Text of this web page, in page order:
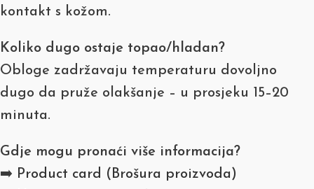
kontakt s kožom.
Koliko dugo ostaje topao/hladan?
Obloge zadržavaju temperaturu dovoljno
dugo da pruže olakšanje – u prosjeku 15–20
minuta.
Gdje mogu pronaći više informacija?
➡️ Product card (Brošura proizvoda)